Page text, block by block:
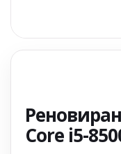
Core i5-